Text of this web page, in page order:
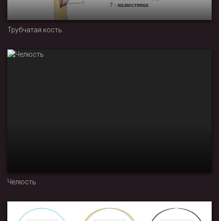
Трубчатая кость
Челюсть